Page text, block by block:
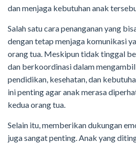
dan menjaga kebutuhan anak
Salah satu cara penanganan yang
dengan tetap menjaga komunikasi
orang tua. Meskipun tidak tinggal
dan berkoordinasi dalam
pendidikan, kesehatan, dan
ini penting agar anak merasa
kedua orang tua.
Selain itu, memberikan dukungan
juga sangat penting. Anak yang